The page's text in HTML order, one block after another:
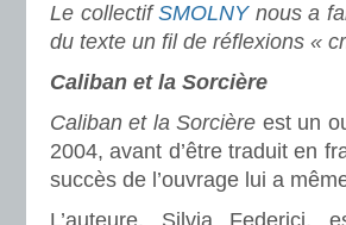
Le collectifSMOLNYnous a
du texte un fil de réflexions «
Caliban et la Sorcière
Caliban et la Sorcière est un
2004, avant d’être traduit en
succès de l’ouvrage lui a
L’auteure, Silvia Federici,